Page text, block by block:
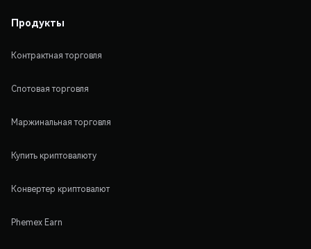
Продукты
Контрактная торговля
Спотовая торговля
Маржинальная торговля
Купить криптовалюту
Конвертер криптовалют
Phemex Earn